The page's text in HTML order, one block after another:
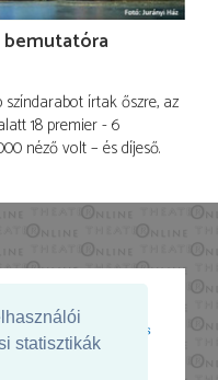
statisztikák
bemutatóra
írtak őszre, az
18 premier - 6
néző volt – és díjeső.